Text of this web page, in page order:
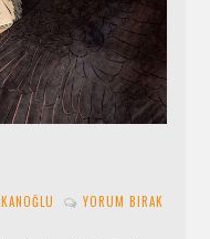
YORUM BIRAK